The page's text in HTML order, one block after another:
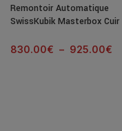
Remontoir Automatique
SwissKubik Masterbox Cuir
830.00€ – 925.00€